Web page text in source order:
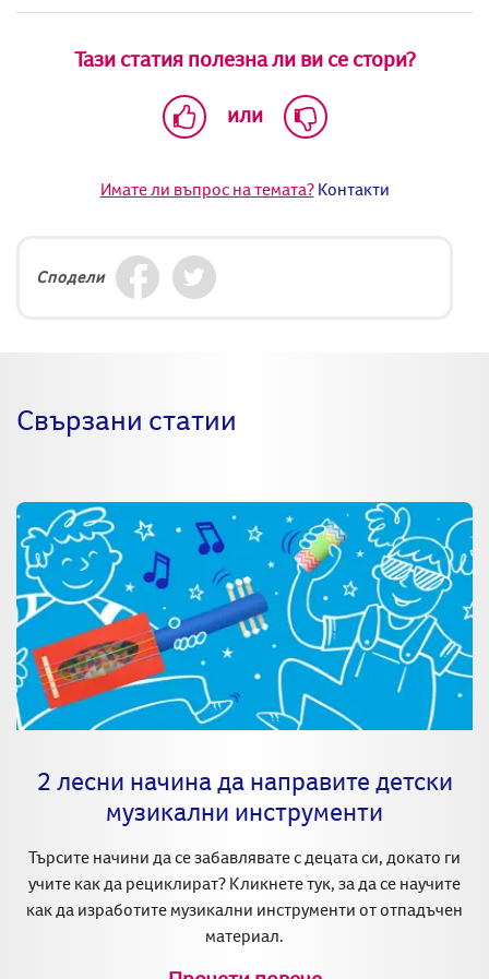
Тази статия полезна ли ви се стори?
или
Имате ли въпрос на темата?Контакти
Сподели
Свързани статии
2 лесни начина да направите детски
музикални инструменти
Търсите начини да се забавлявате с децата си, докато ги
учите как да рециклират? Кликнете тук, за да се научите
как да изработите музикални инструменти от отпадъчен
материал.